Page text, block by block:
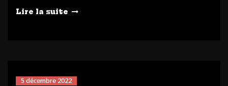
Lire la suite
5 décembre 2022